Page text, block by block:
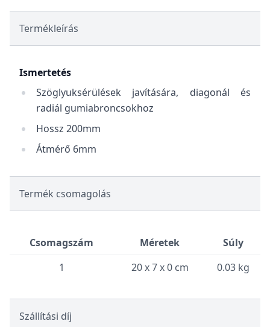
Termékleírás
Ismertetés
Szöglyuksérülések javítására, diagonál és
radiál gumiabroncsokhoz
Hossz 200mm
Átmérő 6mm
Termék csomagolás
Csomagszám Méretek
Súly
1
20 x 7 x 0 cm 0.03 kg
Szállítási díj